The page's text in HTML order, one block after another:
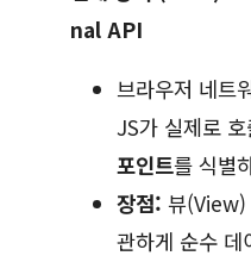
nal API
브라우저 네트
JS가 실제로
포인트를 식별
장점: 뷰(View)
관하게 순수